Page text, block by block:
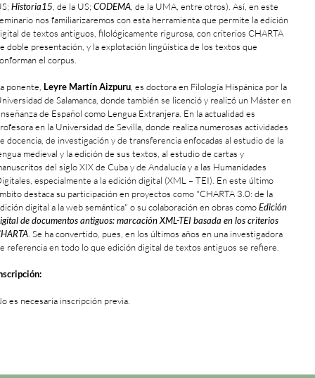
Historia15, de la US; CODEMA, de la UMA, entre otros). Así, en este
nos familiarizaremos con esta herramienta que permite la edición
de textos antiguos, filológicamente rigurosa, con criterios CHARTA
doble presentación, y la explotación lingüística de los textos que
el corpus.
ponente, Leyre Martín Aizpuru, es doctora en Filología Hispánica por la
de Salamanca, donde también se licenció y realizó un Máster en
de Español como Lengua Extranjera. En la actualidad es
en la Universidad de Sevilla, donde realiza numerosas actividades
docencia, de investigación y de transferencia enfocadas al estudio de la
medieval y la edición de sus textos, al estudio de cartas y
del siglo XIX de Cuba y de Andalucía y a las Humanidades
especialmente a la edición digital (XML – TEI). En este último
destaca su participación en proyectos como "CHARTA 3.0: de la
digital a la web semántica" o su colaboración en obras comoEdición
de documentos antiguos: marcación XML-TEI basada en los criterios
. Se ha convertido, pues, en los últimos años en una investigadora
referencia en todo lo que edición digital de textos antiguos se refiere.
es necesaria inscripción previa.